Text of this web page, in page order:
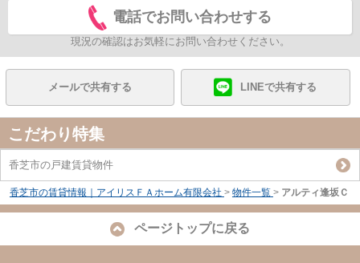
電話でお問い合わせする
現況の確認はお気軽にお問い合わせください。
メールで共有する LINEで共有する
こだわり特集
香芝市の戸建賃貸物件
香芝市の賃貸情報｜アイリスＦＡホーム有限会社 > 物件一覧 > アルティ逢坂Ｃ
ページトップに戻る